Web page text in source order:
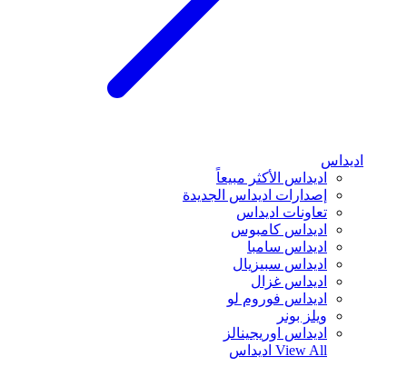
اديداس
اديداس الأكثر مبيعاً
إصدارات اديداس الجديدة
تعاونات اديداس
اديداس كامبوس
اديداس سامبا
اديداس سبيزيال
اديداس غزال
اديداس فوروم لو
ويلز بونر
اديداس اوريجينالز
View All اديداس